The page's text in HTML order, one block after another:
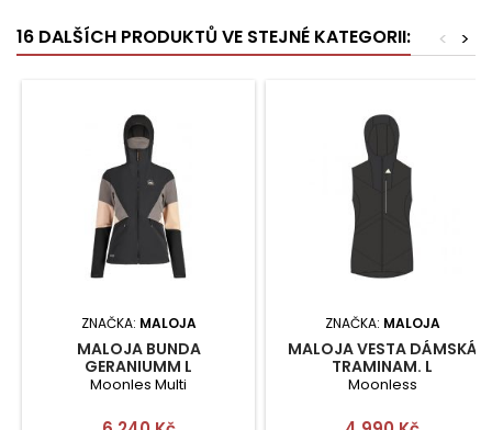
16 DALŠÍCH PRODUKTŮ VE STEJNÉ KATEGORII: >
<
ZNAČKA: MALOJA
MALOJA BUNDA
GERANIUMM L
Moonles Multi
ZNAČKA: MALOJA
MALOJA VESTA DÁMSKÁ
TRAMINAM. L
Moonless